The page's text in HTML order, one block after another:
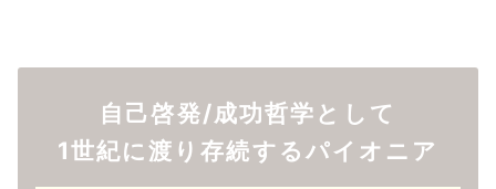
自己啓発/成功哲学として
1世紀に渡り存続するパイオニア